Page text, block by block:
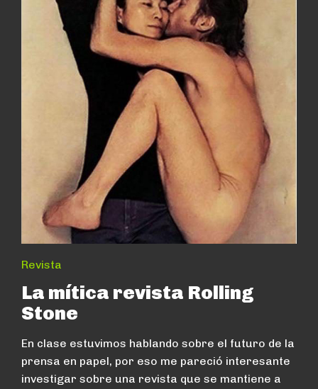
Revista
La mítica revista Rolling
Stone
En clase estuvimos hablando sobre el futuro de la
prensa en papel, por eso me pareció interesante
investigar sobre una revista que se mantiene a